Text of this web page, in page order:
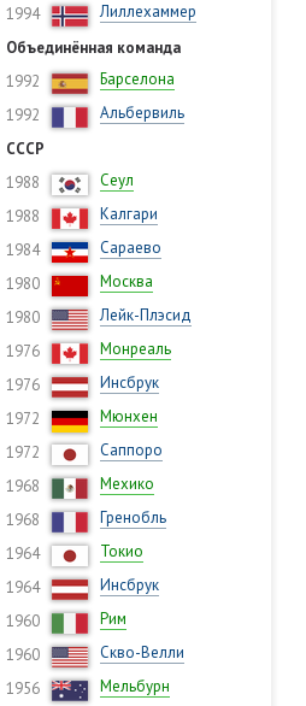
1994
Лиллехаммер
Объединённая команда
1992
Барселона
1992
Альбервиль
СССР
1988
Сеул
1988
Калгари
1984
Сараево
1980
Москва
1980
Лейк-Плэсид
1976
Монреаль
1976
Инсбрук
1972
Мюнхен
1972
Саппоро
1968
Мехико
1968
Гренобль
1964
Токио
1964
Инсбрук
1960
Рим
1960
Скво-Велли
1956
Мельбурн